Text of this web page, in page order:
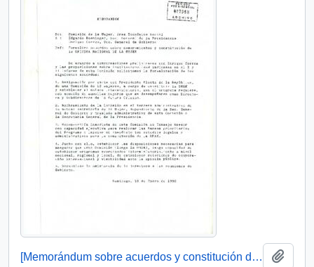
[Memorándum sobre acuerdos y constitución de Oficina Nacional de la Mujer]